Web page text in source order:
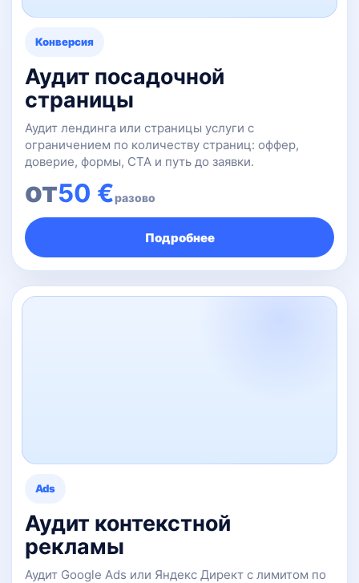
Конверсия
Аудит посадочной
страницы
Аудит лендинга или страницы услуги с
ограничением по количеству страниц: оффер,
доверие, формы, CTA и путь до заявки.
от50 €разово
Подробнее
Ads
Аудит контекстной
рекламы
Аудит Google Ads или Яндекс Директ с лимитом по